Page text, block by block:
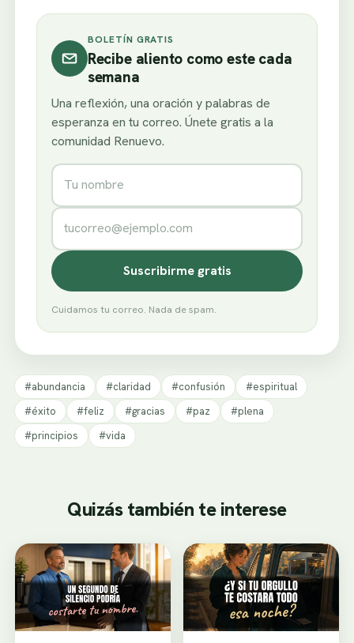
BOLETÍN GRATIS
Recibe aliento como este cada
semana
Una reflexión, una oración y palabras de
esperanza en tu correo. Únete gratis a la
comunidad Renuevo.
Nombre
Correo electrónico
Suscribirme gratis
Cuidamos tu correo. Nada de spam.
#abundancia #claridad #confusión
#espiritual
#éxito
#feliz #gracias #paz
#plena
#principios
#vida
Quizás también te interese